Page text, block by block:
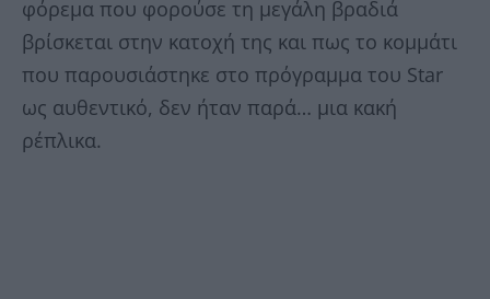
φόρεμα που φορούσε τη μεγάλη βραδιά
βρίσκεται στην κατοχή της και πως το κομμάτι
που παρουσιάστηκε στο πρόγραμμα του Star
ως αυθεντικό, δεν ήταν παρά… μια κακή
ρέπλικα.